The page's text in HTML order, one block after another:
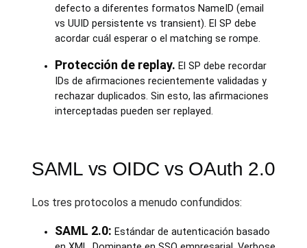
defecto a diferentes formatos NameID (email
vs UUID persistente vs transient). El SP debe
acordar cuál esperar o el matching se rompe.
Protección de replay. El SP debe recordar
IDs de afirmaciones recientemente validadas y
rechazar duplicados. Sin esto, las afirmaciones
interceptadas pueden ser replayed.
SAML vs OIDC vs OAuth 2.0
Los tres protocolos a menudo confundidos:
SAML 2.0: Estándar de autenticación basado